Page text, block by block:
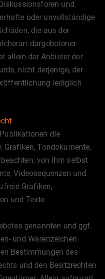
und
oder unvollständige
die aus der
dargebotener
allein der Anbieter der
nicht derjenige, der
lediglich
die
Grafiken, Tondokumente,
von ihm selbst
Videosequenzen und
Grafiken,
und Texte
genannten und ggf.
und Warenzeichen
Bestimmungen des
und den Besitzrechten